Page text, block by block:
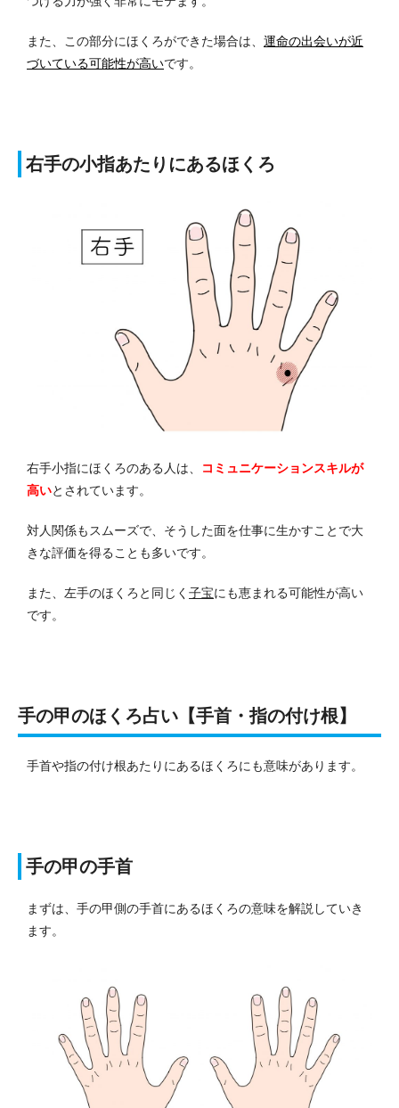
また、この部分にほくろができた場合は、 運命の出会いが近
づいている可能性が高いです。
右手の小指あたりにあるほくろ
右手小指にほくろのある人は、
コミュニケーションスキルが
高いとされています。
対人関係もスムーズで、そうした面を仕事に生かすことで大
きな評価を得ることも多いです。
また、左手のほくろと同じく 子宝にも恵まれる可能性が高い
です。
手の甲のほくろ占い【手首・指の付け根】
手首や指の付け根あたりにあるほくろにも意味があります。
手の甲の手首
まずは、手の甲側の手首にあるほくろの意味を解説していき
ます。